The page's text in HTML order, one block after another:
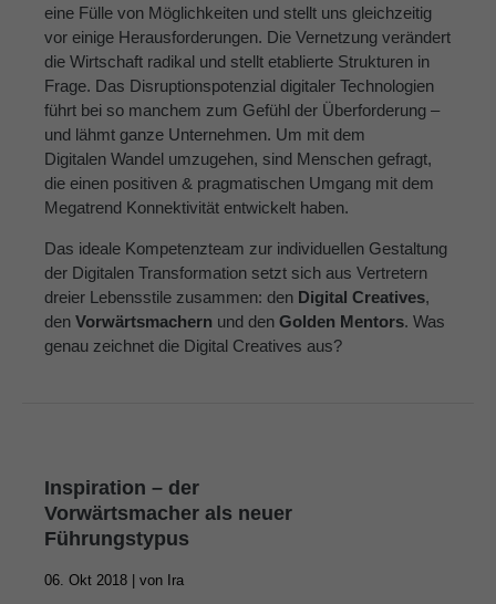
eine Fülle von Möglichkeiten und stellt uns gleichzeitig
vor einige Herausforderungen. Die Vernetzung verändert
die Wirtschaft radikal und stellt etablierte Strukturen in
Frage. Das Disruptionspotenzial digitaler Technologien
führt bei so manchem zum Gefühl der Überforderung –
und lähmt ganze Unternehmen. Um mit dem
Digitalen Wandel umzugehen, sind Menschen gefragt,
die einen positiven & pragmatischen Umgang mit dem
Megatrend Konnektivität entwickelt haben.
Das ideale Kompetenzteam zur individuellen Gestaltung
der Digitalen Transformation setzt sich aus Vertretern
dreier Lebensstile zusammen: den Digital Creatives,
den Vorwärtsmachern und den Golden Mentors. Was
genau zeichnet die Digital Creatives aus?
Inspiration – der
Vorwärtsmacher als neuer
Führungstypus
06. Okt 2018 | von Ira